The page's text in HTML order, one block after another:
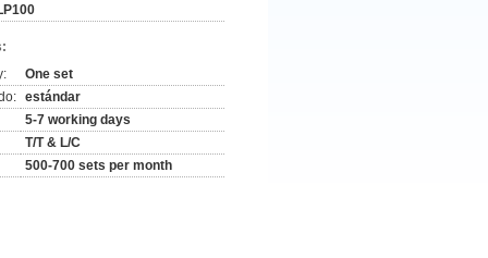
One set
estándar
5-7 working days
T/T & L/C
500-700 sets per month